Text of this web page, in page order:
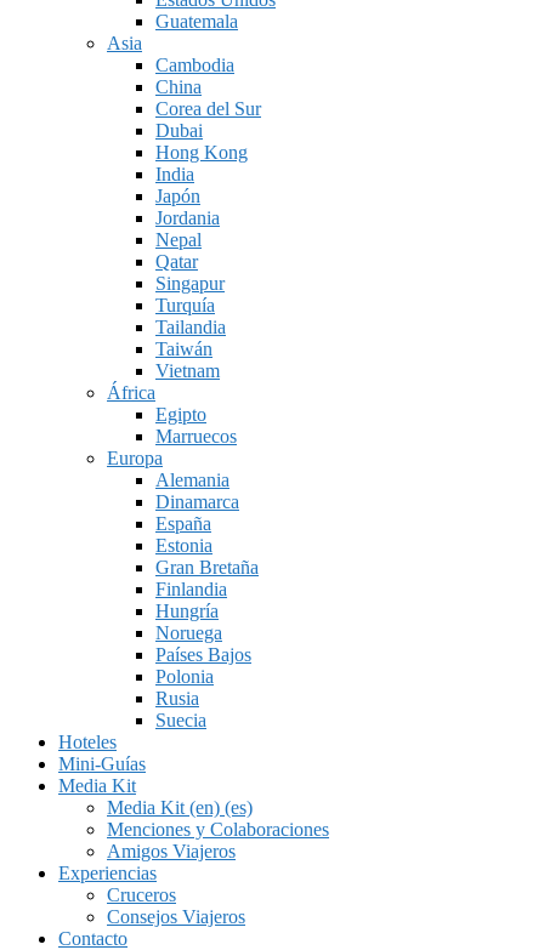
Guatemala
Asia
Cambodia
China
Corea del Sur
Dubai
Hong Kong
India
Japón
Jordania
Nepal
Qatar
Singapur
Turquía
Tailandia
Taiwán
Vietnam
África
Egipto
Marruecos
Europa
Alemania
Dinamarca
España
Estonia
Gran Bretaña
Finlandia
Hungría
Noruega
Países Bajos
Polonia
Rusia
Suecia
Hoteles
Mini-Guías
Media Kit
Media Kit (en) (es)
Menciones y Colaboraciones
Amigos Viajeros
Experiencias
Cruceros
Consejos Viajeros
Contacto